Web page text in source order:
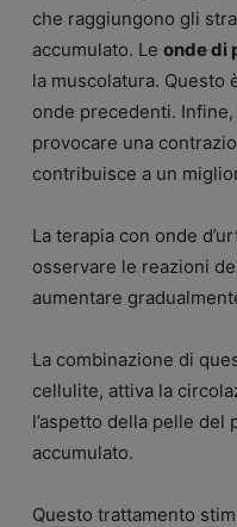
che raggiungono gli
accumulato. Le onde di
la muscolatura. Questo
onde precedenti. Infine,
provocare una
contribuisce a un
La terapia con onde
osservare le reazioni
aumentare
La combinazione di
cellulite, attiva la
l’aspetto della pelle
accumulato.
Questo trattamento